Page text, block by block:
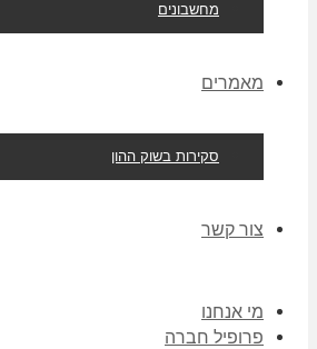
מחשבונים
מאמרים
סקירות בשוק ההון
צור קשר
מי אנחנו
פרופיל חברה